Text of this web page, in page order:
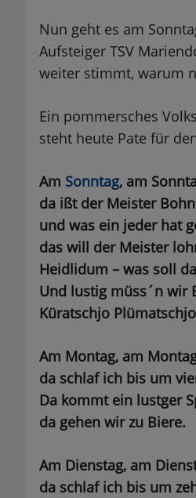
Nun geht es am
Aufsteiger TSV
weiter stimmt, warum
Ein pommersches
steht heute Pate für
Am Sonntag, am
da ißt der Meister
und was ein jeder hat
das will der Meister
Heidlidum – was soll
Und lustig müss´n wir
Küratschjo
Am Montag, am
da schlaf ich bis um
Da kommt ein lustger
da gehen wir zu Biere.
Am Dienstag, am
da schlaf ich bis um